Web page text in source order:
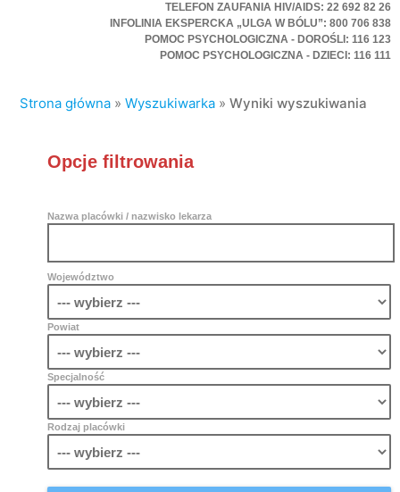
TELEFON ZAUFANIA HIV/AIDS: 22 692 82 26
INFOLINIA EKSPERCKA „ULGA W BÓLU”: 800 706 838
POMOC PSYCHOLOGICZNA - DOROŚLI: 116 123
POMOC PSYCHOLOGICZNA - DZIECI: 116 111
Strona główna »Wyszukiwarka »Wyniki wyszukiwania
Opcje filtrowania
Nazwa placówki / nazwisko lekarza
Województwo
Powiat
Specjalność
Rodzaj placówki